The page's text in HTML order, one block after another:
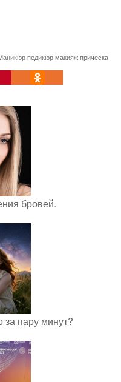
педикюр макияж прическа
бровей.
за пару минут?